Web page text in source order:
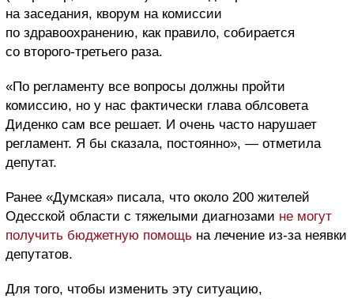
на заседания, кворум на комиссии
по здравоохранению, как правило, собирается
со второго-третьего раза.
«По регламенту все вопросы должны пройти
комиссию, но у нас фактически глава облсовета
Диденко сам все решает. И очень часто нарушает
регламент. Я бы сказала, постоянно», — отметила
депутат.
Ранее «Думская» писала, что около 200 жителей
Одесской области с тяжелыми диагнозами не могут
получить бюджетную помощь на лечение из-за неявки
депутатов.
Для того, чтобы изменить эту ситуацию,